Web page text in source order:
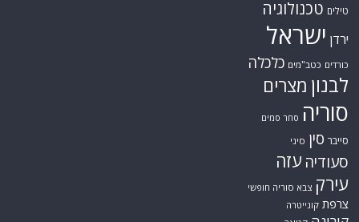
טילים טכנולוגיה
ירדן ישראל
כורדים כטב"מים כלכלה
לבנון מצרים
סוריה סחר סמים
סייבר סין סיני
סעודיה עזה
עירק צבא סוריה חופשי
צרפת קונייטרה